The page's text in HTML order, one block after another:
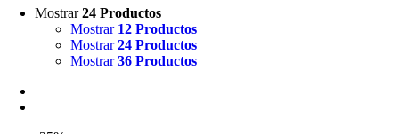
Mostrar24 Productos
Mostrar 12 Productos
Mostrar24 Productos
Mostrar36 Productos